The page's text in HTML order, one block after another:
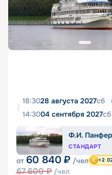
18:3028 августа 2027сб
14:3004 сентября 2027сб
Ф.И.
СТАНДАРТ
от 60 840 ₽ /чел
67 600₽ /чел
+2